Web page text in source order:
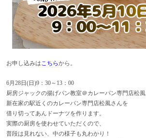
お申し込みはこちらから。
6月28日(日)9：30～13：00
厨房ジャックの揚げパン教室＠カレーパン専門店松風
新在家の駅近くのカレーパン専門店松風さんを
借り切ってあんドーナツを作ります。
実際の厨房を使わせていただくので、
普段は見れない、中の様子も丸わかり！